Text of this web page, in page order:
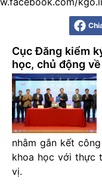
Cục Đăng kiểm
học, chủ động
nhằm gắn kết
khoa học với thực
vị.